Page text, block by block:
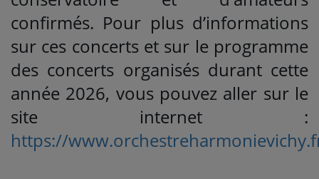
confirmés. Pour plus d’informations
sur ces concerts et sur le programme
des concerts organisés durant cette
année 2026, vous pouvez aller sur le
site internet :
https://